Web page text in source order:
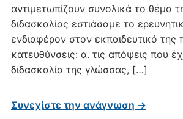
αντιμετωπίζουν συνολικά το θέμα
διδασκαλίας εστιάσαμε το
ενδιαφέρον στον εκπαιδευτικό
κατευθύνσεις: α. τις απόψεις που
διδασκαλία της γλώσσας, […]
Συνεχίστε την ανάγνωση →